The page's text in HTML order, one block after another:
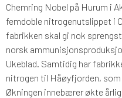
Chemring Nobel på Hurum i
femdoble nitrogenutslippet i
fabrikken skal gi nok
norsk
Ukeblad. Samtidig har
nitrogen til Håøyfjorden, som
Økningen innebærer økte